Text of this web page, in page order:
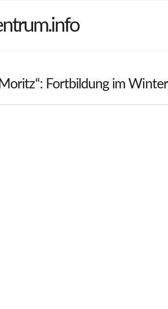
Fortbildung im